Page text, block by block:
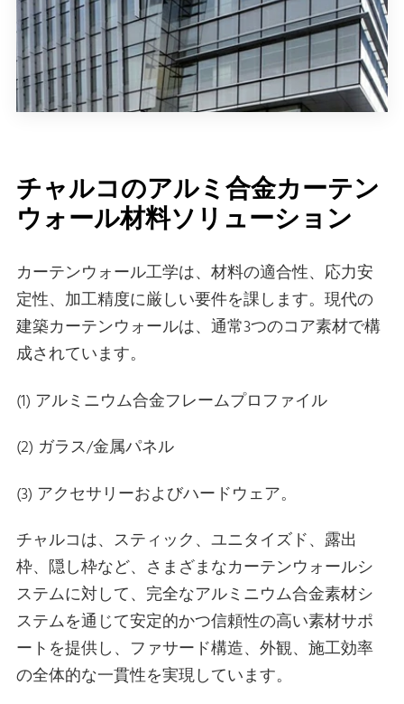
チャルコのアルミ合金カーテン
ウォール材料ソリューション
カーテンウォール工学は、材料の適合性、応力安
定性、加工精度に厳しい要件を課します。現代の
建築カーテンウォールは、通常3つのコア素材で構
成されています。
(1) アルミニウム合金フレームプロファイル
(2) ガラス/金属パネル
(3) アクセサリーおよびハードウェア。
チャルコは、スティック、ユニタイズド、露出
枠、隠し枠など、さまざまなカーテンウォールシ
ステムに対して、完全なアルミニウム合金素材シ
ステムを通じて安定的かつ信頼性の高い素材サポ
ートを提供し、ファサード構造、外観、施工効率
の全体的な一貫性を実現しています。